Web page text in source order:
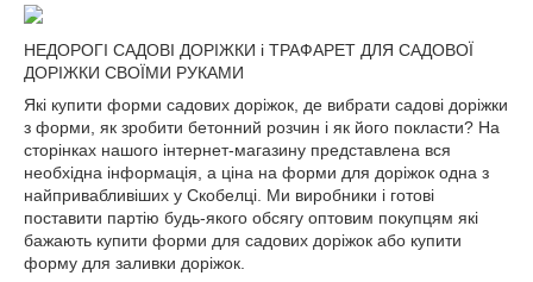
НЕДОРОГІ САДОВІ ДОРІЖКИ і ТРАФАРЕТ ДЛЯ САДОВОЇ
ДОРІЖКИ СВОЇМИ РУКАМИ
Які купити форми садових доріжок, де вибрати садові доріжки
з форми, як зробити бетонний розчин і як його покласти? На
сторінках нашого інтернет-магазину представлена вся
необхідна інформація, а ціна на форми для доріжок одна з
найпривабливіших у Скобелці. Ми виробники і готові
поставити партію будь-якого обсягу оптовим покупцям які
бажають купити форми для садових доріжок або купити
форму для заливки доріжок.